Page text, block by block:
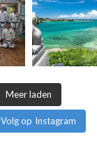
Meer laden
Volg op Instagram